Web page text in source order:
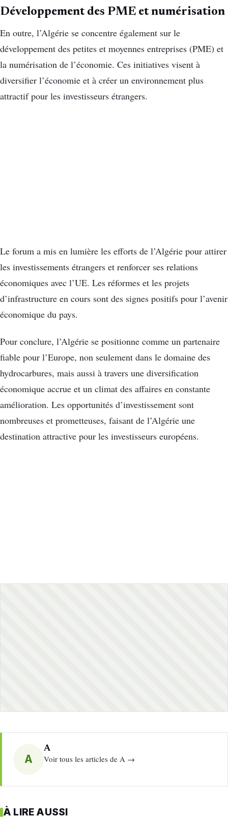
Développement des PME et numérisation
En outre, l’Algérie se concentre également sur le
développement des petites et moyennes entreprises (PME) et
la numérisation de l’économie. Ces initiatives visent à
diversifier l’économie et à créer un environnement plus
attractif pour les investisseurs étrangers.
Le forum a mis en lumière les efforts de l’Algérie pour attirer
les investissements étrangers et renforcer ses relations
économiques avec l’UE. Les réformes et les projets
d’infrastructure en cours sont des signes positifs pour l’avenir
économique du pays.
Pour conclure, l’Algérie se positionne comme un partenaire
fiable pour l’Europe, non seulement dans le domaine des
hydrocarbures, mais aussi à travers une diversification
économique accrue et un climat des affaires en constante
amélioration. Les opportunités d’investissement sont
nombreuses et prometteuses, faisant de l’Algérie une
destination attractive pour les investisseurs européens.
A
A
Voir tous les articles de A →
À LIRE AUSSI